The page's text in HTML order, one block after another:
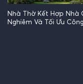
Nhà Thờ Kết Hợp Nhà
Nghiêm Và Tối Ưu